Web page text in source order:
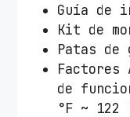
Guía de
Kit de
Patas de
Factores
de
°F ~ 122